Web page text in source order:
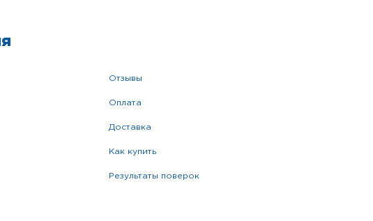
отзывы
оплата
доставка
как купить
результаты поверок